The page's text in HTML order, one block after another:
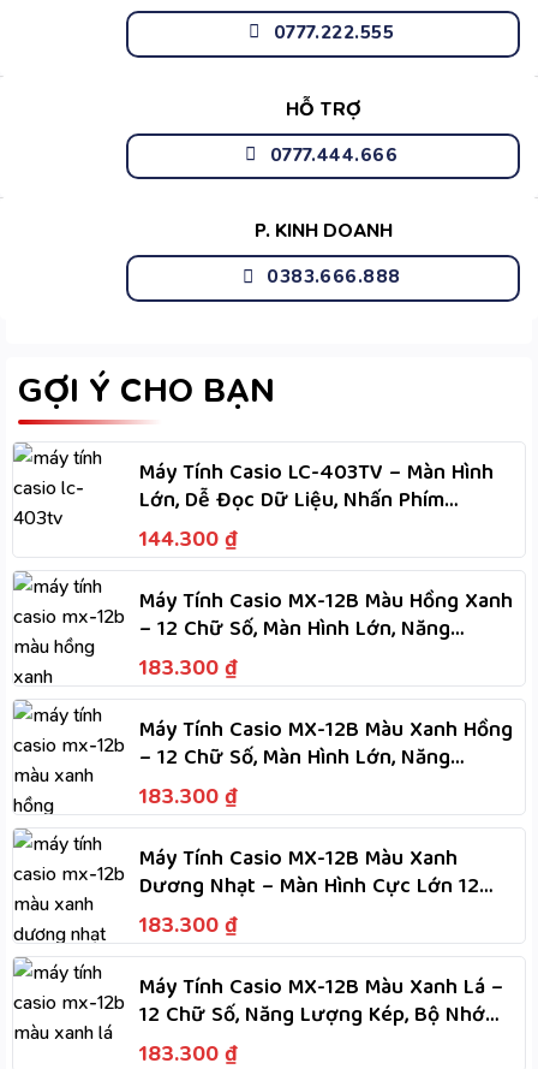
0777.222.555
HỖ TRỢ
0777.444.666
P. KINH DOANH
0383.666.888
GỢI Ý CHO BẠN
Máy Tính Casio LC-403TV – Màn Hình
Lớn, Dễ Đọc Dữ Liệu, Nhấn Phím
Nhanh, Dùng Hai Nguồn
144.300 ₫
Máy Tính Casio MX-12B Màu Hồng Xanh
– 12 Chữ Số, Màn Hình Lớn, Năng
Lượng Kép Dùng Hai Nguồn
183.300 ₫
Máy Tính Casio MX-12B Màu Xanh Hồng
– 12 Chữ Số, Màn Hình Lớn, Năng
Lượng Kép Dùng Hai Nguồn
183.300 ₫
Máy Tính Casio MX-12B Màu Xanh
Dương Nhạt – Màn Hình Cực Lớn 12
Chữ Số, Năng Lượng Kép
183.300 ₫
Máy Tính Casio MX-12B Màu Xanh Lá –
12 Chữ Số, Năng Lượng Kép, Bộ Nhớ
Độc Lập, Tính Nhanh
183.300 ₫